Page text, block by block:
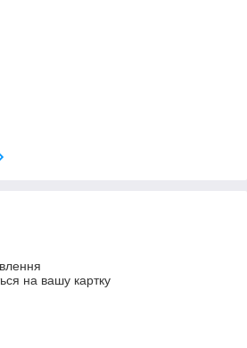
на вашу картку